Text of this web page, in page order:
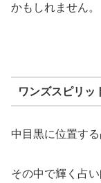
かもしれません。
ワンズスピリッ
中目黒に位置す
その中で輝く占